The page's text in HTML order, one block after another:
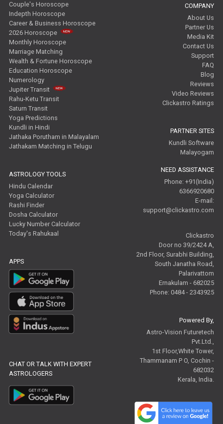
Couple's Horoscope
Indepth Horoscope
Career & Business Horoscope
2026 Horoscope
Monthly Horoscope
Marriage Matching
Wealth & Fortune Horoscope
Education Horoscope
Numerology
Jupiter Transit
Rahu-Ketu Transit
Saturn Transit
Yoga Predictions
Kundli in Hindi
Jathaka Porutham in Malayalam
Jathakam Matching in Telugu
ASTROLOGY TOOLS
Hindu Calendar
Yoga Calculator
Rashi Finder
Dosha Calculator
Lucky Number Calculator
Today's Rahukaal
APPS
CHAT OR TALK WITH EXPERT
ASTROLOGERS
COMPANY
About Us
Partner Us
Media Kit
Contact Us
Support
FAQ
Blog
Reviews
Video Reviews
Clickastro Ratings
PARTNER SITES
Kundli Software
Malayogam
NEED ASSISTANCE
Phone: +91(India)
6366920680
E-mail:
support@clickastro.com
Clickastro
Door no 39/2424 A,
2nd Floor, Surabhi Building,
South Janatha Road,
Palarivattom
Ernakulam - 682025
Phone: 0484 - 2343925
Powered By,
Astro-Vision Futuretech
Pvt.Ltd.,
1st Floor,White Tower,
Thammanam P O, Cochin -
682032
Kerala, India.